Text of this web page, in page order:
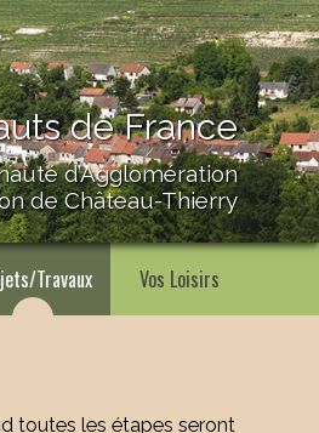
de France
d’Agglomération
de Château-Thierry
Travaux Vos Loisirs
toutes les étapes seront